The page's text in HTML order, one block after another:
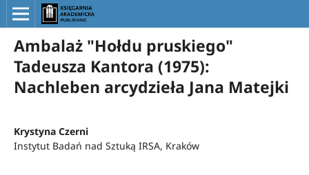
Ambalaż "Hołdu pruskiego"
Tadeusza Kantora (1975):
Nachleben arcydzieła Jana Matejki
Krystyna Czerni
Instytut Badań nad Sztuką IRSA, Kraków